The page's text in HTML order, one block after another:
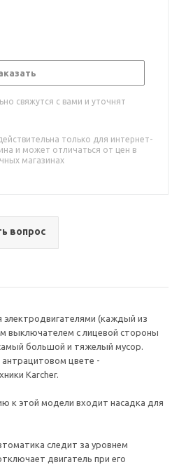
свяжутся с вами и уточнят
только для интернет-
и может отличаться от цен в
магазинах
вопрос
электродвигателями (каждый из
выключателем с лицевой стороны
большой и тяжелый мусор.
антрацитовом цвете -
Karcher.
к этой модели входит насадка для
следит за уровнем
двигатель при его